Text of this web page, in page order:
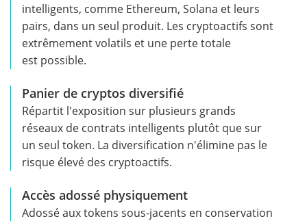
intelligents, comme Ethereum, Solana et leurs
pairs, dans un seul produit. Les cryptoactifs sont
extrêmement volatils et une perte totale
est possible.
Panier de cryptos diversifié
Répartit l'exposition sur plusieurs grands
réseaux de contrats intelligents plutôt que sur
un seul token. La diversification n'élimine pas le
risque élevé des cryptoactifs.
Accès adossé physiquement
Adossé aux tokens sous-jacents en conservation